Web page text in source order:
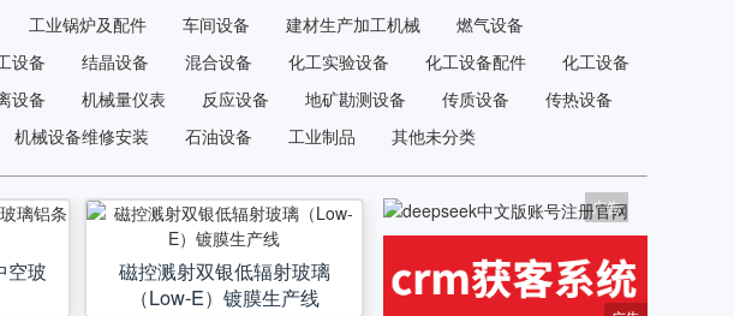
工业锅炉及配件 车间设备 建材生产加工机械
燃气设备
设备 结晶设备 混合设备 化工实验设备 化工设备配件
化工设备
设备 机械量仪表 反应设备 地矿勘测设备 传质设备
传热设备
机械设备维修安装 石油设备 工业制品 其他未分类
空玻
磁控溅射双银低辐射玻璃
（Low-E）镀膜生产线
广告